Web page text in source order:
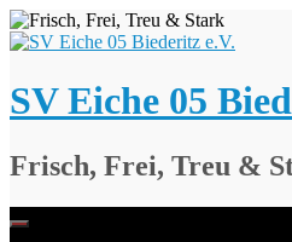
Springe
zum
SV Eiche 05
Frisch, Frei, Treu &